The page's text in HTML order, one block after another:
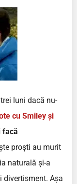
luni dacă nu-
cu Smiley și
facă
proști au murit
naturală și-a
divertisment. Așa